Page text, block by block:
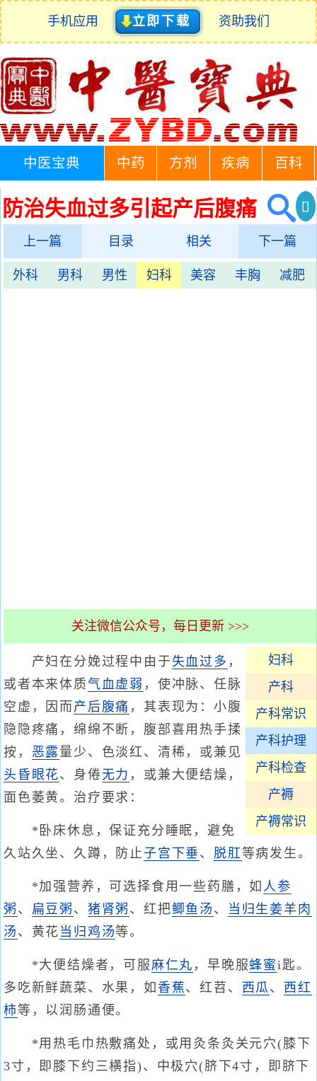
手机应用 立即下载 资助我们
中医宝典 中药 方剂 疾病 百科
防治失血过多引起产后腹痛
上一篇 目录 相关 下一篇
外科 男科 男性 妇科 美容 丰胸 减肥
关注微信公众号，每日更新 >>>
妇科
产科
产科常识
产科护理
产科检查
产褥
产褥常识
产妇在分娩过程中由于 失血过多 ，
或者本来体质气血虚弱 ，使冲脉、任脉
空虚，因而 产后腹痛 ，其表现为：小腹
隐隐疼痛，绵绵不断，腹部喜用热手揉
按， 恶露量少、色淡红、清稀，或兼见
头昏眼花、身倦 无力 ，或兼大便结燥，
面色萎黄。治疗要求：
*卧床休息，保证充分睡眠，避免
久站久坐、久蹲，防止 子宫下垂 、 脱肛等病发生。
*加强营养，可选择食用一些药膳，如 人参
粥 、 扁豆粥 、 猪肾粥 、红把鲫鱼汤 、
当归生姜羊肉
汤 、黄花 当归 鸡汤等。
*大便结燥者，可服麻仁丸 ，早晚服蜂蜜i匙。
多吃新鲜蔬菜、水果，如 香蕉、红苕、 西瓜 、 西红
柿等，以润肠通便。
*用热毛巾热敷痛处，或用灸条灸关元穴(膝下
3寸，即膝下约三横指)、中极穴(脐下4寸，即脐下